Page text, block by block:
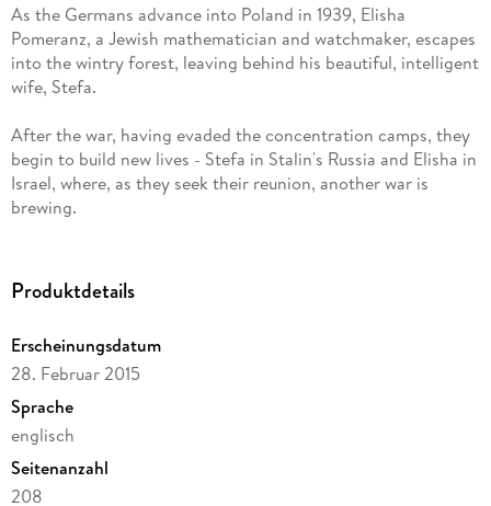
As the Germans advance into Poland in 1939, Elisha
Pomeranz, a Jewish mathematician and watchmaker, escapes
into the wintry forest, leaving behind his beautiful, intelligent
wife, Stefa.
After the war, having evaded the concentration camps, they
begin to build new lives - Stefa in Stalin's Russia and Elisha in
Israel, where, as they seek their reunion, another war is
brewing.
Produktdetails
Erscheinungsdatum
28. Februar 2015
Sprache
englisch
Seitenanzahl
208